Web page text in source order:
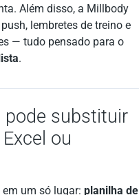
Além disso, a Millbody
lembretes de treino e
— tudo pensado para o
.
pode substituir
ou
um só lugar: planilha de